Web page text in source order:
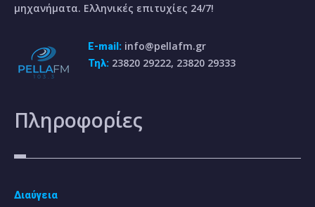
μηχανήματα. Ελληνικές επιτυχίες 24/7!
E-mail: info@pellafm.gr
Τηλ: 23820 29222, 23820 29333
Πληροφορίες
Διαύγεια